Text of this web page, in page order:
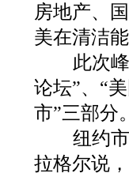
房地产、
美在清洁
此次峰
论坛”、“
市”三部分。
纽约市
拉格尔说